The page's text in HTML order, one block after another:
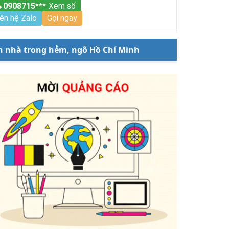
0908715*** Xem số
hệ Zalo
Gọi ngay
nhà trong hẻm, ngõ Hồ Chí Minh